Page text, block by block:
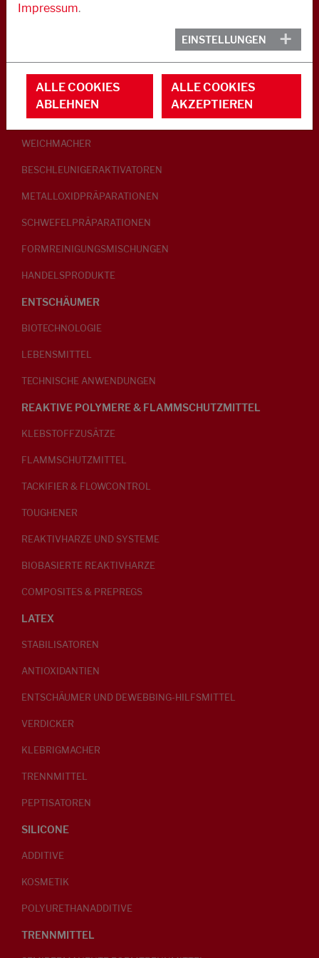
GLEITMITTEL
PEPTISATOREN
KLEBRIGMACHER / HOMOGENISATOREN
WEICHMACHER
BESCHLEUNIGERAKTIVATOREN
METALLOXIDPRÄPARATIONEN
SCHWEFELPRÄPARATIONEN
FORMREINIGUNGSMISCHUNGEN
HANDELSPRODUKTE
ENTSCHÄUMER
BIOTECHNOLOGIE
LEBENSMITTEL
TECHNISCHE ANWENDUNGEN
REAKTIVE POLYMERE & FLAMMSCHUTZMITTEL
KLEBSTOFFZUSÄTZE
FLAMMSCHUTZMITTEL
TACKIFIER & FLOWCONTROL
TOUGHENER
REAKTIVHARZE UND SYSTEME
BIOBASIERTE REAKTIVHARZE
COMPOSITES & PREPREGS
LATEX
STABILISATOREN
ANTIOXIDANTIEN
ENTSCHÄUMER UND DEWEBBING-HILFSMITTEL
VERDICKER
KLEBRIGMACHER
TRENNMITTEL
PEPTISATOREN
SILICONE
ADDITIVE
KOSMETIK
POLYURETHANADDITIVE
TRENNMITTEL
Impressum.
EINSTELLUNGEN
ALLE COOKIES
ABLEHNEN
ALLE COOKIES
AKZEPTIEREN